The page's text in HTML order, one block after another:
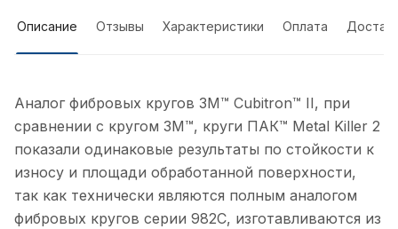
Описание Отзывы Характеристики Оплата
Аналог фибровых кругов 3M™ Cubitron™ II, при
сравнении с кругом 3M™, круги ПАК™ Metal Killer 2
показали одинаковые результаты по стойкости к
износу и площади обработанной поверхности,
так как технически являются полным аналогом
фибровых кругов серии 982С, изготавливаются из